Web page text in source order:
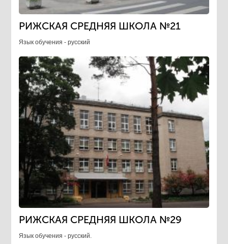
РИЖСКАЯ СРЕДНЯЯ ШКОЛА №21
Язык обучения - русский
РИЖСКАЯ СРЕДНЯЯ ШКОЛА №29
Язык обучения - русский.